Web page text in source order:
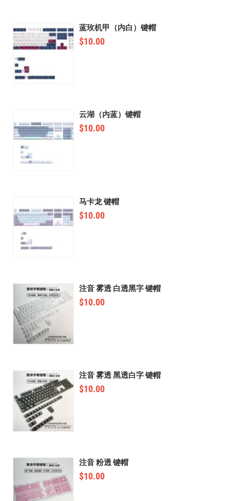
蓝玫机甲（内白）键帽
$10.00
云湖（内蓝）键帽
$10.00
马卡龙 键帽
$10.00
注音 雾透 白透黑字 键帽
$10.00
注音 雾透 黑透白字 键帽
$10.00
注音 粉透 键帽
$10.00